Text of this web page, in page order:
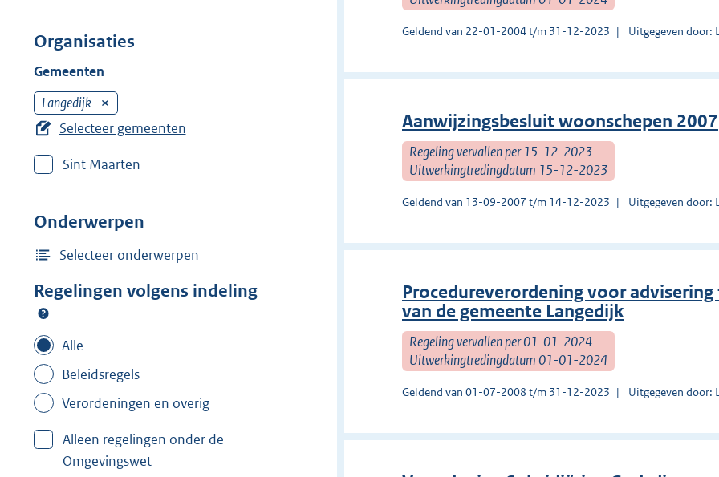
Organisaties
Gemeenten
Langedijk
e
w
d
e
f
e
r
L
a
Selecteer gemeenten
Sint Maarten
Onderwerpen
Selecteer onderwerpen
Regelingen volgens indeling
Alle
Beleidsregels
Verordeningen en overig
Alleen regelingen onder de
Omgevingswet
Geldend van 22-01-2004 t/m 31-12-2023 Uitgegeven door:
Aanwijzingsbesluit woonschepen 2007
Regeling vervallen per 15-12-2023
Uitwerkingtredingdatum 15-12-2023
Geldend van 13-09-2007 t/m 14-12-2023 Uitgegeven door:
Procedureverordening voor
van de gemeente Langedijk
Regeling vervallen per 01-01-2024
Uitwerkingtredingdatum 01-01-2024
Geldend van 01-07-2008 t/m 31-12-2023 Uitgegeven door: